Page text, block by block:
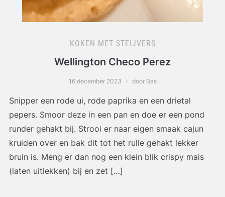
KOKEN MET STEIJVERS
Wellington Checo Perez
16 december 2023 door Bas
Snipper een rode ui, rode paprika en een drietal
pepers. Smoor deze in een pan en doe er een pond
runder gehakt bij. Strooi er naar eigen smaak cajun
kruiden over en bak dit tot het rulle gehakt lekker
bruin is. Meng er dan nog een klein blik crispy mais
(laten uitlekken) bij en zet […]